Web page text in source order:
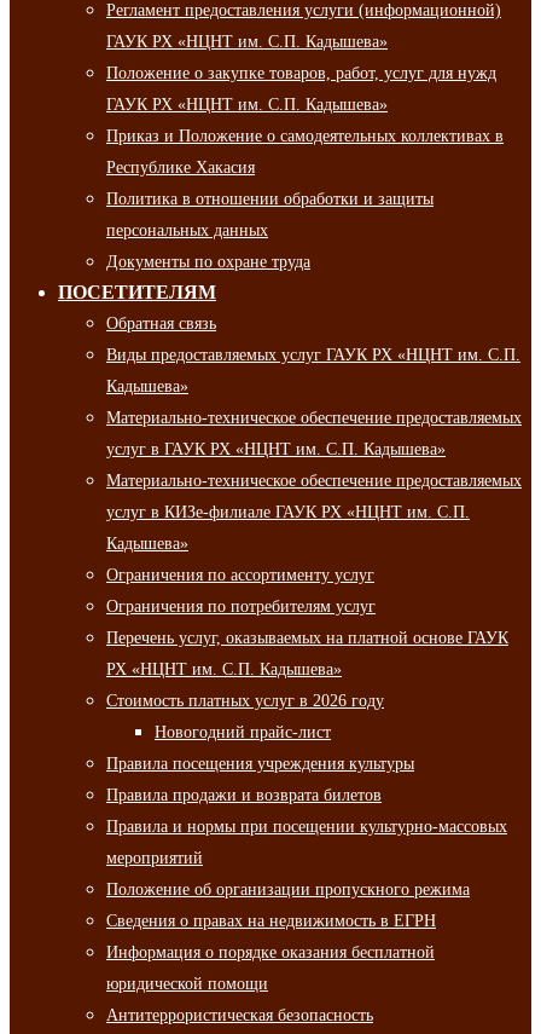
Регламент предоставления услуги (информационной)
ГАУК РХ «НЦНТ им. С.П. Кадышева»
Положение о закупке товаров, работ, услуг для нужд
ГАУК РХ «НЦНТ им. С.П. Кадышева»
Приказ и Положение о самодеятельных коллективах в
Республике Хакасия
Политика в отношении обработки и защиты
персональных данных
Документы по охране труда
ПОСЕТИТЕЛЯМ
Обратная связь
Виды предоставляемых услуг ГАУК РХ «НЦНТ им. С.П.
Кадышева»
Материально-техническое обеспечение предоставляемых
услуг в ГАУК РХ «НЦНТ им. С.П. Кадышева»
Материально-техническое обеспечение предоставляемых
услуг в КИЗе-филиале ГАУК РХ «НЦНТ им. С.П.
Кадышева»
Ограничения по ассортименту услуг
Ограничения по потребителям услуг
Перечень услуг, оказываемых на платной основе ГАУК
РХ «НЦНТ им. С.П. Кадышева»
Стоимость платных услуг в 2026 году
Новогодний прайс-лист
Правила посещения учреждения культуры
Правила продажи и возврата билетов
Правила и нормы при посещении культурно-массовых
мероприятий
Положение об организации пропускного режима
Сведения о правах на недвижимость в ЕГРН
Информация о порядке оказания бесплатной
юридической помощи
Антитеррористическая безопасность